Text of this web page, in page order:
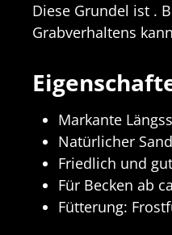
Diese Grundel ist .
Grabverhaltens
Markante
Natürlicher
Friedlich und
Für Becken ab
Fütterung: